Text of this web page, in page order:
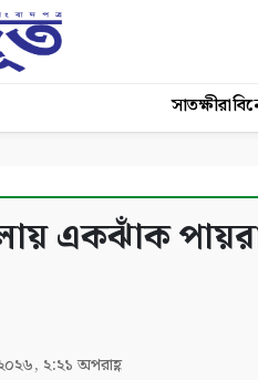
সাতক্ষীরা
একঝাঁক
২:২১ অপরাহ্ণ